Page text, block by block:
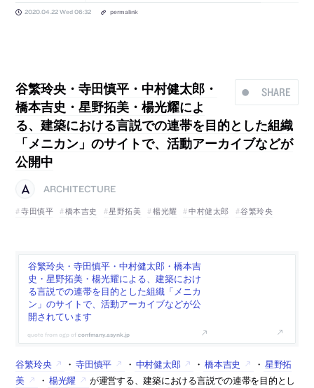
2020.04.22 Wed 06:32 permalink
SHARE
谷繁玲央・寺田慎平・中村健太郎・
橋本吉史・星野拓美・楊光耀によ
る、建築における言説での連帯を目的とした組織
「メニカン」のサイトで、活動アーカイブなどが
公開中
ARCHITECTURE
寺田慎平
橋本吉史 星野拓美 楊光耀 中村健太郎 谷繁玲央
谷繁玲央・寺田慎平・中村健太郎・橋本吉
史・星野拓美・楊光耀による、建築におけ
る言説での連帯を目的とした組織「メニカ
ン」のサイトで、活動アーカイブなどが公
開されています
confmany.asynk.jp
谷繁玲央 ・ 寺田慎平 ・ 中村健太郎 ・ 橋本吉史 ・ 星野拓
美
・ 楊光耀
が運営する、建築における言説での連帯を目的とし